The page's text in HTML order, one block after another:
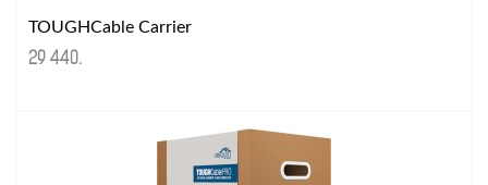
TOUGHCable Carrier
29 440.